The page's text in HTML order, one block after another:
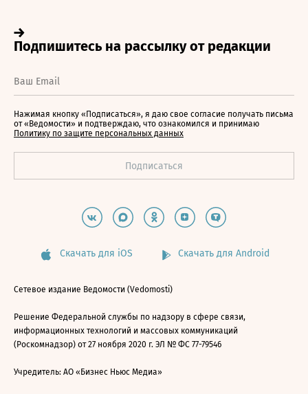
Нажимая кнопку «Подписаться», я даю свое согласие получать письма
от «Ведомости» и подтверждаю, что ознакомился и принимаю
Политику по защите персональных данных
Скачать для iOS Скачать для Android
Сетевое издание Ведомости (Vedomosti)
Решение Федеральной службы по надзору в сфере связи,
информационных технологий и массовых коммуникаций
(Роскомнадзор) от 27 ноября 2020 г. ЭЛ № ФС 77-79546
Учредитель: АО «Бизнес Ньюс Медиа»